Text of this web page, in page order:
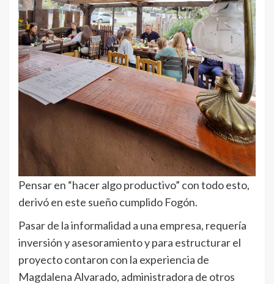
Pensar en “hacer algo productivo” con todo esto,
derivó en este sueño cumplido Fogón.
Pasar de la informalidad a una empresa, requería
inversión y asesoramiento y para estructurar el
proyecto contaron con la experiencia de
Magdalena Alvarado, administradora de otros